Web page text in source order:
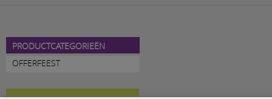
PRODUCTCATEGORIEËN
OFFERFEEST